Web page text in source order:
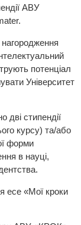
АВУ
потенціал
Університет
дві стипендії
курсу) та/або
форми
в науці,
есе «Мої кроки